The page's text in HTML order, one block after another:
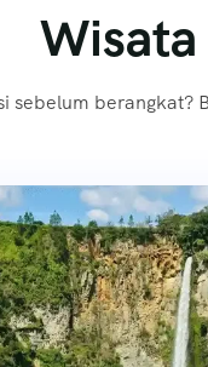
Wisata
sebelum berangkat?